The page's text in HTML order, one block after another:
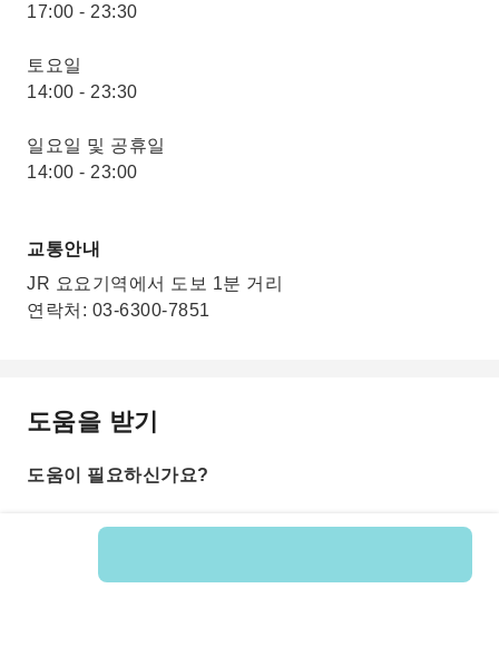
17:00 - 23:30
토요일
14:00 - 23:30
일요일 및 공휴일
14:00 - 23:00
교통안내
JR 요요기역에서 도보 1분 거리
연락처: 03-6300-7851
도움을 받기
도움이 필요하신가요?
상품 번호: 247877